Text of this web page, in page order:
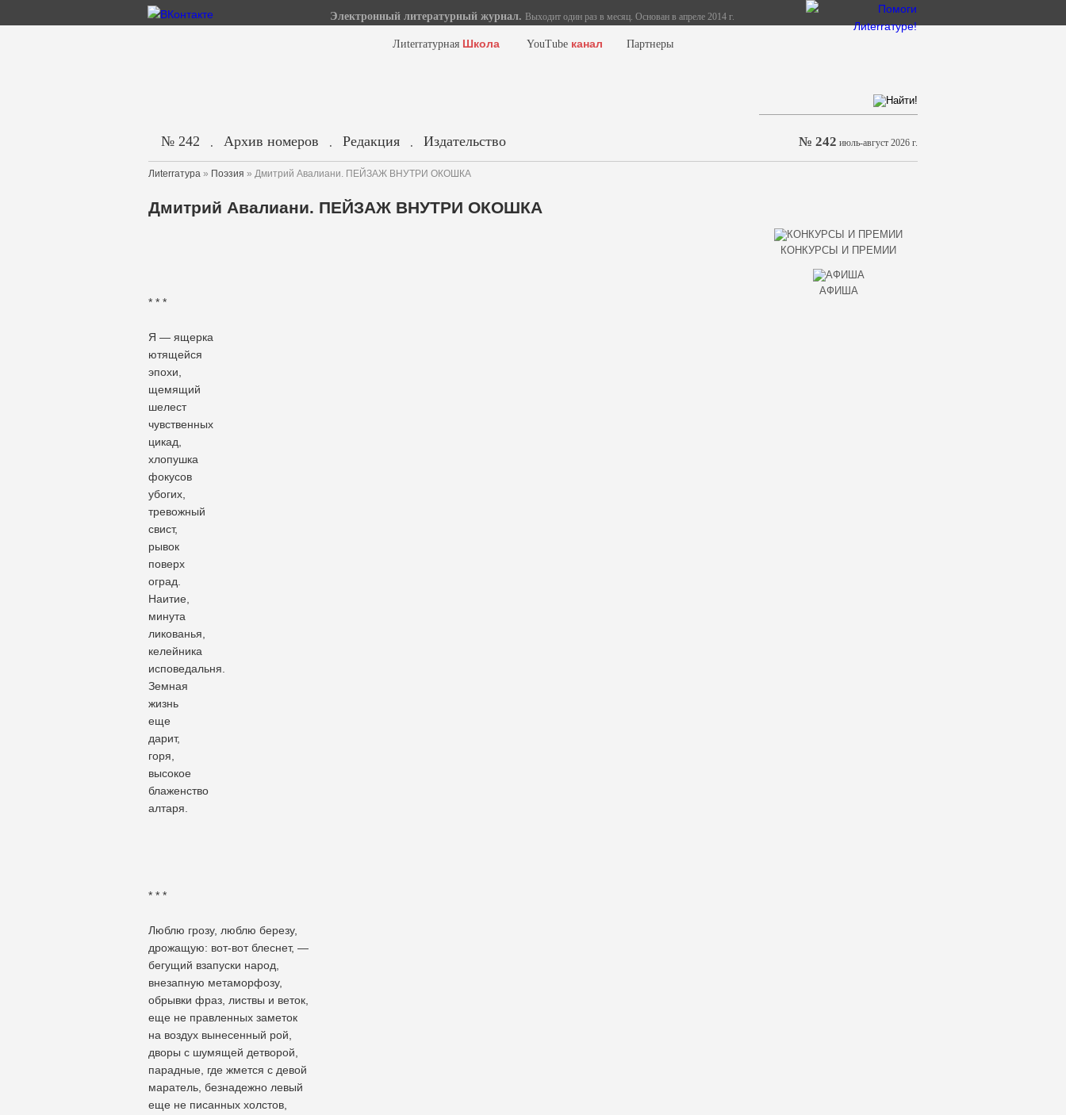
Электронный литературный журнал. Выходит один раз в месяц. Основан в апреле 2014 г.
Лиterraтурная Школа YouTube канал Партнеры
№ 242 . Архив номеров . Редакция . Издательство № 242 июль-август 2026 г.
Лиterraтура » Поэзия » Дмитрий Авалиани. ПЕЙЗАЖ ВНУТРИ ОКОШКА
Дмитрий Авалиани. ПЕЙЗАЖ ВНУТРИ ОКОШКА
* * *
Я — ящерка
ютящейся
эпохи,
щемящий
шелест
чувственных
цикад,
хлопушка
фокусов
убогих,
тревожный
свист,
рывок
поверх
оград.
Наитие,
минута
ликованья,
келейника
исповедальня.
Земная
жизнь
еще
дарит,
горя,
высокое
блаженство
алтаря.
* * *
Люблю грозу, люблю березу,
дрожащую: вот-вот блеснет, —
бегущий взапуски народ,
внезапную метаморфозу,
обрывки фраз, листвы и веток,
еще не правленных заметок
на воздух вынесенный рой,
дворы с шумящей детворой,
парадные, где жмется с девой
маратель, безнадежно левый
еще не писанных холстов,
КОНКУРСЫ И ПРЕМИИ
АФИША